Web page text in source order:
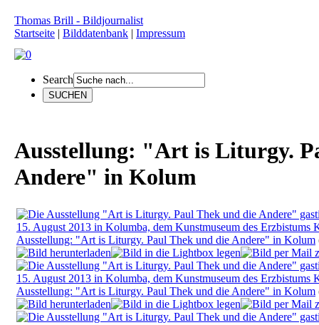
Thomas Brill - Bildjournalist
Startseite | Bilddatenbank | Impressum
Search
Ausstellung: "Art is Liturgy.
Andere" in Kolum
Ausstellung: "Art is Liturgy. Paul Thek und die Andere" in Kolum
Ausstellung: "Art is Liturgy. Paul Thek und die Andere" in Kolum